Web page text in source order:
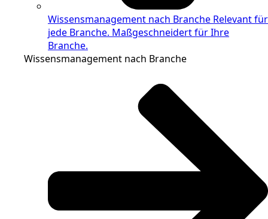
Wissensmanagement nach Branche Relevant für
jede Branche. Maßgeschneidert für Ihre
Branche.
Wissensmanagement nach Branche